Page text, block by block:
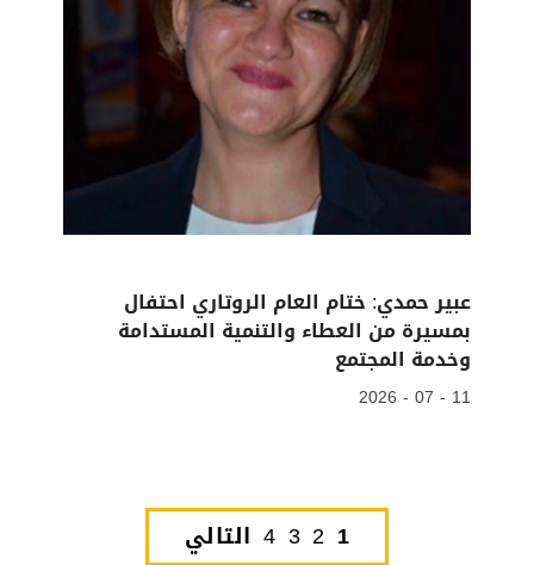
عبير حمدي: ختام العام الروتاري احتفال
بمسيرة من العطاء والتنمية المستدامة
وخدمة المجتمع
11 - 07 - 2026
1
2
3
4 التالي